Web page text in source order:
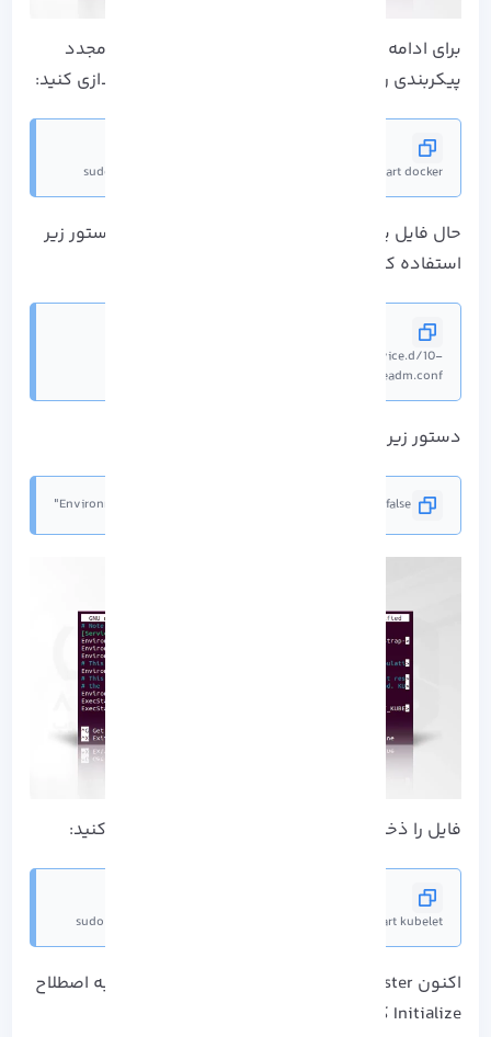
برای ادامه مراحل نصب Kubernetes روی اوبونتو، مجدد
پیکربندی را بارگیری کرده و Docker را مجدد راه اندازی کنید:
sudo systemctl daemon-reload & sudo systemctl restart docker
حال فایل پیکربندی در Kubeadm را باز کنید و از دستور زیر
استفاده کنید:
sudo nano /etc/systemd/system/kubelet.service.d/10-
kubeadm.conf
دستور زیر را اضافه کرده و ادامه دهید:
Environment="KUBELET_EXTRA_ARGS=--fail-swap-on=false"
فایل را ذخیره کنید و Kubelet را دوباره راه اندازی کنید:
sudo systemctl daemon-reload &  sudo systemctl restart kubelet
اکنون Cluster را با Typing مقدار دهی اولیه و یا به اصطلاح
Initialize کنید: